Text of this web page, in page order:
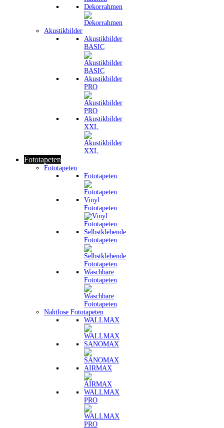
Dekorrahmen
Akustikbilder
Akustikbilder
BASIC
Akustikbilder
PRO
Akustikbilder
XXL
Fototapeten
Fototapeten
Fototapeten
Vinyl
Fototapeten
Selbstklebende
Fototapeten
Waschbare
Fototapeten
Nahtlose Fototapeten
WALLMAX
SANOMAX
AIRMAX
WALLMAX
PRO